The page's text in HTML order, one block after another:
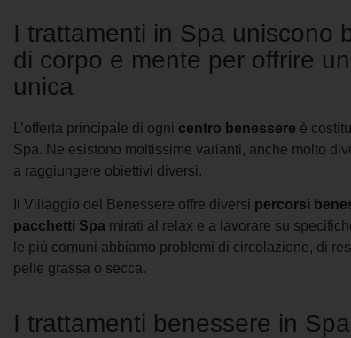
I trattamenti in Spa uniscono
di corpo e mente per offrire
unica
L’offerta principale di ogni centro benessere è
Spa. Ne esistono moltissime varianti, anche molto
a raggiungere obiettivi diversi.
Il Villaggio del Benessere offre diversi percorsi
pacchetti Spa mirati al relax e a lavorare su
le più comuni abbiamo problemi di circolazione, di
pelle grassa o secca.
I trattamenti benessere in Spa